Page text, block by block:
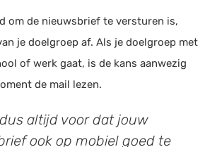
om de nieuwsbrief te versturen is,
je doelgroep af. Als je doelgroep met
of werk gaat, is de kans aanwezig
de mail lezen.
altijd voor dat jouw
ook op mobiel goed te